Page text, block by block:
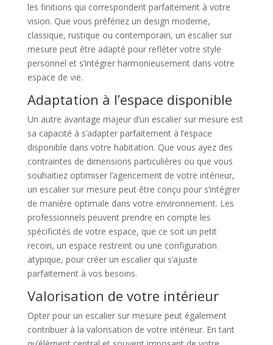
les finitions qui correspondent parfaitement à votre
vision. Que vous préfériez un design moderne,
classique, rustique ou contemporain, un escalier sur
mesure peut être adapté pour refléter votre style
personnel et s’intégrer harmonieusement dans votre
espace de vie.
Adaptation à l’espace disponible
Un autre avantage majeur d’un escalier sur mesure est
sa capacité à s’adapter parfaitement à l’espace
disponible dans votre habitation. Que vous ayez des
contraintes de dimensions particulières ou que vous
souhaitiez optimiser l’agencement de votre intérieur,
un escalier sur mesure peut être conçu pour s’intégrer
de manière optimale dans votre environnement. Les
professionnels peuvent prendre en compte les
spécificités de votre espace, que ce soit un petit
recoin, un espace restreint ou une configuration
atypique, pour créer un escalier qui s’ajuste
parfaitement à vos besoins.
Valorisation de votre intérieur
Opter pour un escalier sur mesure peut également
contribuer à la valorisation de votre intérieur. En tant